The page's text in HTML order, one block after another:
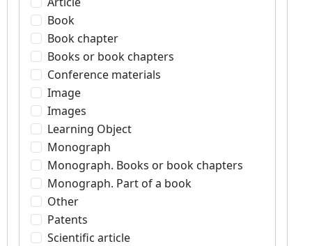
Book
Book chapter
Books or book chapters
Conference materials
Image
Images
Learning Object
Monograph
Monograph. Books or book chapters
Monograph. Part of a book
Other
Patents
Scientific article